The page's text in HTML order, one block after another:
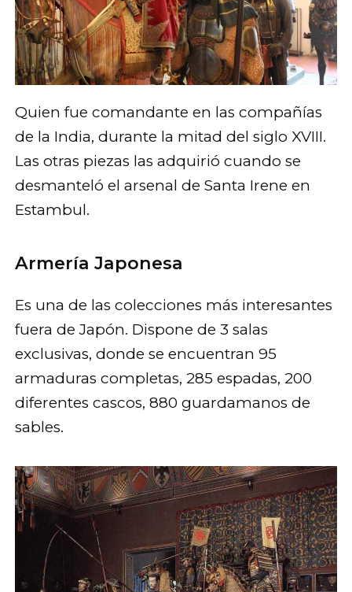
Quien fue comandante en las compañías
de la India, durante la mitad del siglo XVIII.
Las otras piezas las adquirió cuando se
desmanteló el arsenal de Santa Irene en
Estambul.
Armería Japonesa
Es una de las colecciones más interesantes
fuera de Japón. Dispone de 3 salas
exclusivas, donde se encuentran 95
armaduras completas, 285 espadas, 200
diferentes cascos, 880 guardamanos de
sables.